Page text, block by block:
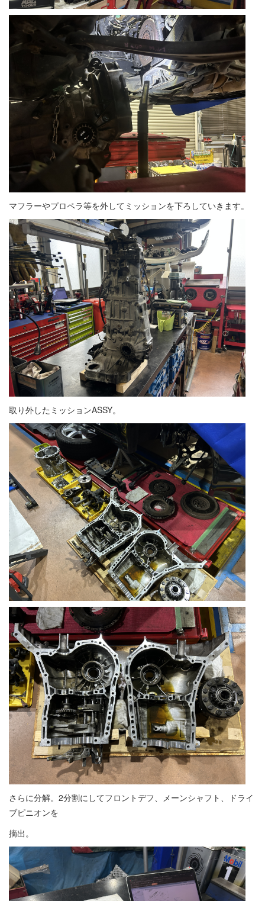
マフラーやプロペラ等を外してミッションを下ろしていきます。
取り外したミッションASSY。
さらに分解。2分割にしてフロントデフ、メーンシャフト、ドライ
ブピニオンを
摘出。